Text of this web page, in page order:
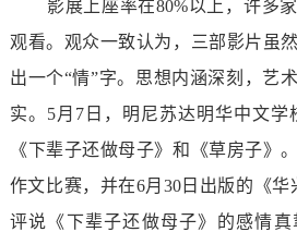
影展上座率在80%以上，许多
观看。观众一致认为，三部影片虽
出一个“情”字。思想内涵深刻，艺
实。5月7日，明尼苏达明华中文学
《下辈子还做母子》和《草房子》
作文比赛，并在6月30日出版的《
评说《下辈子还做母子》的感情